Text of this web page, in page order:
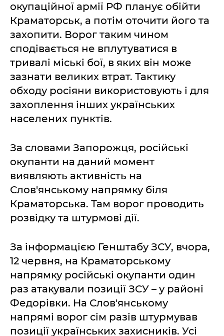
окупаційної армії РФ планує обійти
Краматорськ, а потім оточити його та
захопити. Ворог таким чином
сподівається не вплутуватися в
тривалі міські бої, в яких він може
зазнати великих втрат. Тактику
обходу росіяни використовують і для
захоплення інших українських
населених пунктів.
За словами Запорожця, російські
окупанти на даний момент
виявляють активність на
Слов'янському напрямку біля
Краматорська. Там ворог проводить
розвідку та штурмові дії.
За інформацією Генштабу ЗСУ, вчора,
12 червня, на Краматорському
напрямку російські окупанти один
раз атакували позиції ЗСУ – у районі
Федорівки. На Слов'янському
напрямі ворог сім разів штурмував
позиції українських захисників. Усі